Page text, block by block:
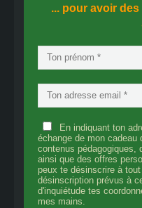
... pour avoir
En indiquant ton
échange de mon cadeau
contenus pédagogiques,
ainsi que des offres
peux te désinscrire à
désinscription prévus à
d'inquiétude tes
mes mains.